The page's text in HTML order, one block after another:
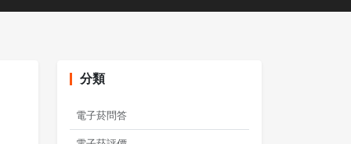
分類
電子菸問答